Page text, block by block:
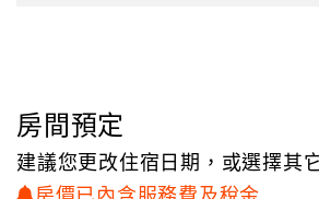
顧
房間預定
建議您更改住宿日期，或選擇其